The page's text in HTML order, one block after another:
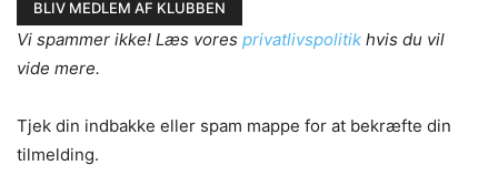
Vi spammer ikke! Læs vores privatlivspolitik hvis du vil
vide mere.
Tjek din indbakke eller spam mappe for at bekræfte din
tilmelding.